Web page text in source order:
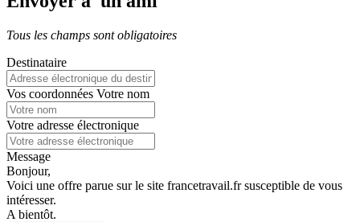
Tous les champs sont obligatoires
Destinataire
Vos coordonnées Votre nom
Votre adresse électronique
Message
Bonjour,
Voici une offre parue sur le site francetravail.fr susceptible de vous
intéresser.
A bientôt.